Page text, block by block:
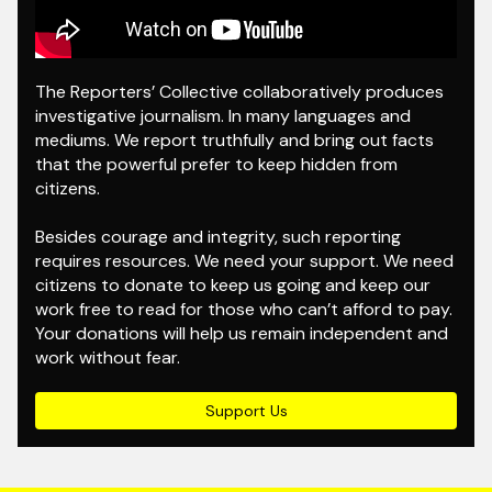
The Reporters’ Collective collaboratively produces
investigative journalism. In many languages and
mediums. We report truthfully and bring out facts
that the powerful prefer to keep hidden from
citizens.
Besides courage and integrity, such reporting
requires resources. We need your support. We need
citizens to donate to keep us going and keep our
work free to read for those who can’t afford to pay.
Your donations will help us remain independent and
work without fear.
Support Us